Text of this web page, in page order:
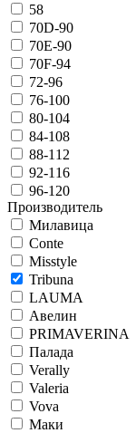
58
70D-90
70E-90
70F-94
72-96
76-100
80-104
84-108
88-112
92-116
96-120
Производитель
Милавица
Conte
Misstyle
Tribuna
LAUMA
Авелин
PRIMAVERINA
Палада
Verally
Valeria
Vova
Маки